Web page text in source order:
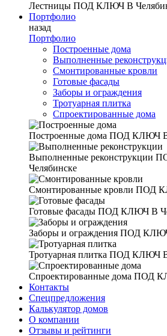
Лестницы ПОД КЛЮЧ В
Портфолио
назад
Портфолио
Построенные дома
Выполненные
Смонтированные кровли
Готовые фасады
Заборы и ограждения
Тротуарная плитка
Спроектированные дома
Построенные дома ПОД КЛЮЧ В
Выполненные реконструкции
Челябинске
Смонтированные кровли ПОД
Готовые фасады ПОД КЛЮЧ В
Заборы и ограждения ПОД КЛЮЧ
Тротуарная плитка ПОД КЛЮЧ В
Спроектированные дома ПОД
Контакты
Спецпредложения
Калькулятор домов
О компании
Отзывы и рейтинги